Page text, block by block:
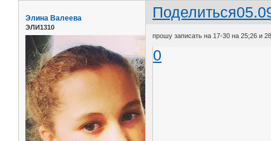
Поделиться
Элина Валеева
ЭЛИ1310
прошу записать на 17-30 на 25;26 и
0